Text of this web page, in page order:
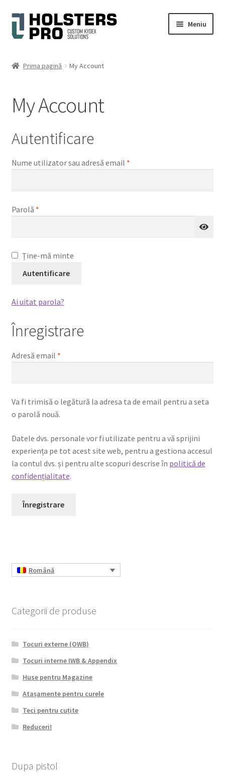
Sari
Sari
Meniu
Contul meu
Cart
Checkout
Ajutor
meniul
Prima pagină My Account
My Account
Autentificare
Nume utilizator sau adresă email *Obligatoriu
Parolă *Obligatoriu
Ține-mă minte
Autentificare
Ai uitat parola?
Înregistrare
Adresă email *Obligatoriu
Va fi trimisă o legătură la adresa ta de email pentru a seta
o parolă nouă.
Datele dvs. personale vor fi utilizate pentru a vă sprijini
experiența pe tot acest site web, pentru a gestiona accesul
la contul dvs. și pentru alte scopuri descrise în politică de
confidențialitate.
Înregistrare
Română
Categorii de produse
Tocuri externe (OWB)
Tocuri interne IWB & Appendix
Huse pentru Magazine
Atașamente pentru curele
Teci pentru cuțite
Reduceri!
Dupa pistol